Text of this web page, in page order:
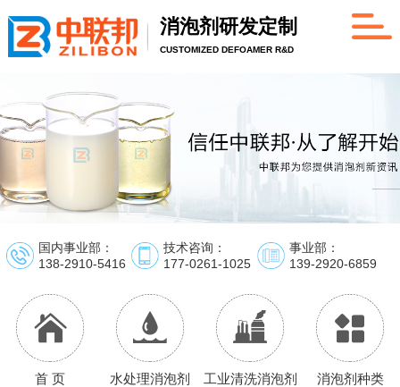
消泡剂研发定制
CUSTOMIZED DEFOAMER R&D
国内事业部：
138-2910-5416
技术咨询：
177-0261-1025
事业部：
139-2920-6859
首 页 水处理消泡剂 工业清洗消泡剂 消泡剂种类